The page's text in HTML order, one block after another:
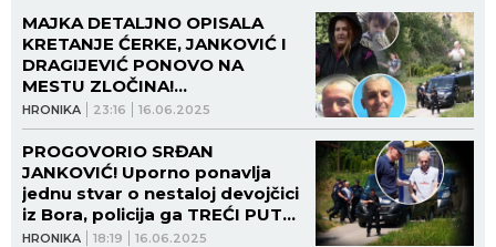
HRONIKA 23:16 16.06.2025
MAJKA DETALJNO OPISALA
KRETANJE ĆERKE, JANKOVIĆ I
DRAGIJEVIĆ PONOVO NA
MESTU ZLOČINA!
Rekonstrukcija ubistva nestale
devojčice iz Bora trajala 8 sati!
HRONIKA 18:19 16.06.2025
PROGOVORIO SRĐAN
JANKOVIĆ! Uporno ponavlja
jednu stvar o nestaloj devojčici
iz Bora, policija ga TREĆI PUT
izvodi iz marice!